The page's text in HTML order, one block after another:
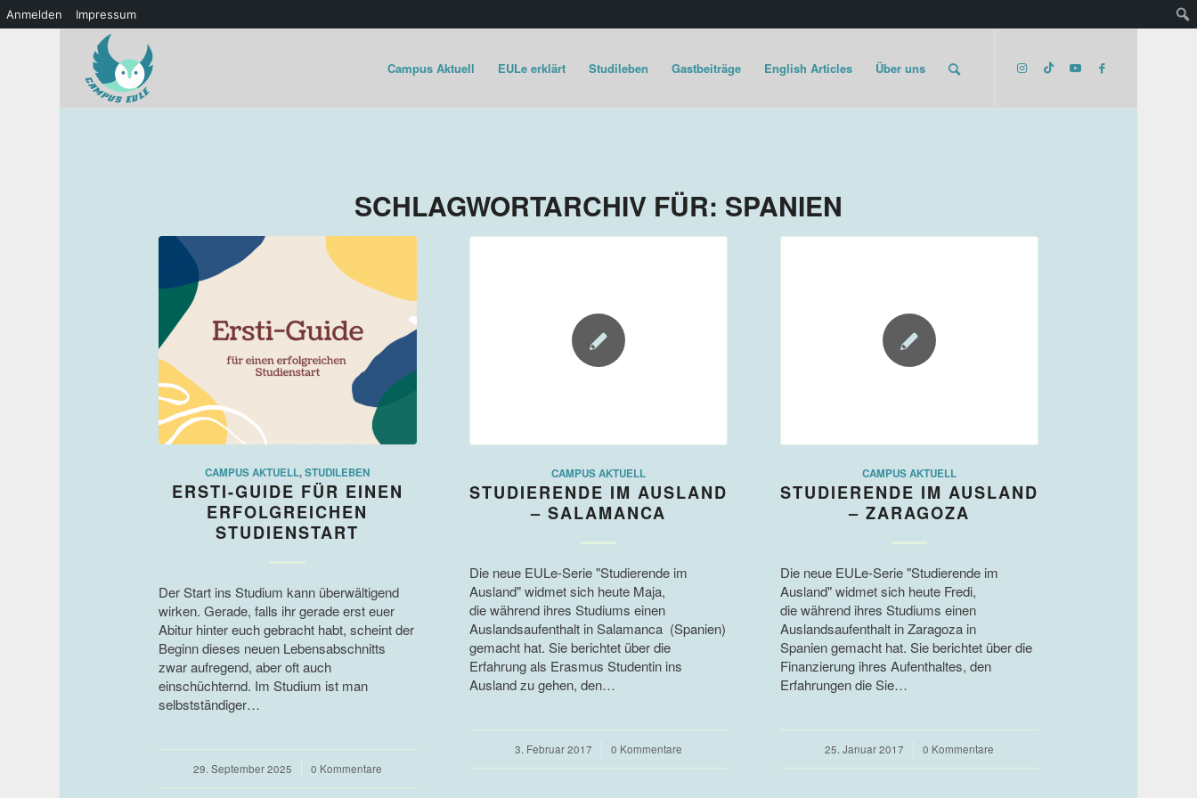
Anmelden Impressum
Campus Aktuell EULe erklärt Studileben Gastbeiträge English Articles Über uns
SCHLAGWORTARCHIV FÜR: SPANIEN
CAMPUS AKTUELL,STUDILEBEN
ERSTI-GUIDE FÜR EINEN
ERFOLGREICHEN
STUDIENSTART
Der Start ins Studium kann überwältigend
wirken. Gerade, falls ihr gerade erst euer
Abitur hinter euch gebracht habt, scheint der
Beginn dieses neuen Lebensabschnitts
zwar aufregend, aber oft auch
einschüchternd. Im Studium ist man
selbstständiger…
29. September 2025
/ 0 Kommentare
CAMPUS AKTUELL
STUDIERENDE IM AUSLAND
– SALAMANCA
Die neue EULe-Serie "Studierende im
Ausland" widmet sich heute Maja,
die während ihres Studiums einen
Auslandsaufenthalt in Salamanca (Spanien)
gemacht hat. Sie berichtet über die
Erfahrung als Erasmus Studentin ins
Ausland zu gehen, den…
3. Februar 2017
/ 0 Kommentare
CAMPUS AKTUELL
STUDIERENDE IM AUSLAND
– ZARAGOZA
Die neue EULe-Serie "Studierende im
Ausland" widmet sich heute Fredi,
die während ihres Studiums einen
Auslandsaufenthalt in Zaragoza in
Spanien gemacht hat. Sie berichtet über die
Finanzierung ihres Aufenthaltes, den
Erfahrungen die Sie…
25. Januar 2017
/ 0 Kommentare